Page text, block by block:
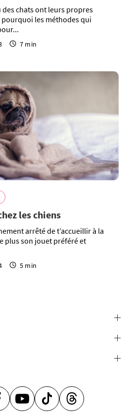
des chats ont leurs propres
pourquoi les méthodes qui
7 min
les chiens
arrêté de t’accueillir à la
plus son jouet préféré et
5 min
–
de services de toilettage